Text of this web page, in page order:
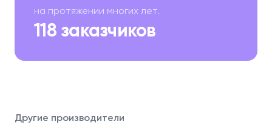
118 заказчиков
на протяжении многих лет.
Другие производители